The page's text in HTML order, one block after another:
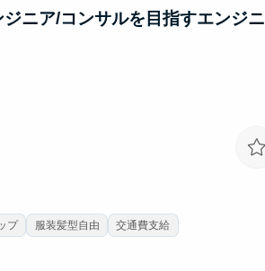
ニア/コンサルを目指すエンジニ
プ 服装髪型自由 交通費支給